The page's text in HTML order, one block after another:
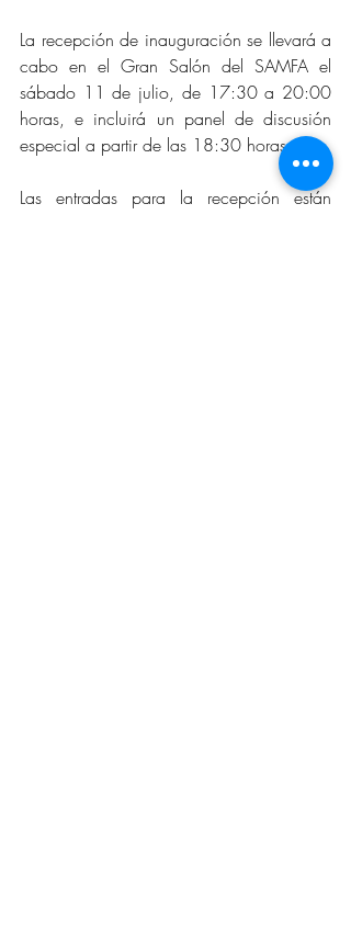
La recepción de inauguración se llevará a
cabo en el Gran Salón del SAMFA el
sábado 11 de julio, de 17:30 a 20:00
horas, e incluirá un panel de discusión
especial a partir de las 18:30 horas.
Las entradas para la recepción están